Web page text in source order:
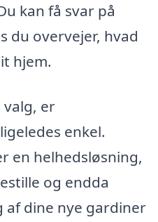
kan få svar på
du overvejer, hvad
hjem.
er
enkel.
en helhedsløsning,
og endda
dine nye gardiner